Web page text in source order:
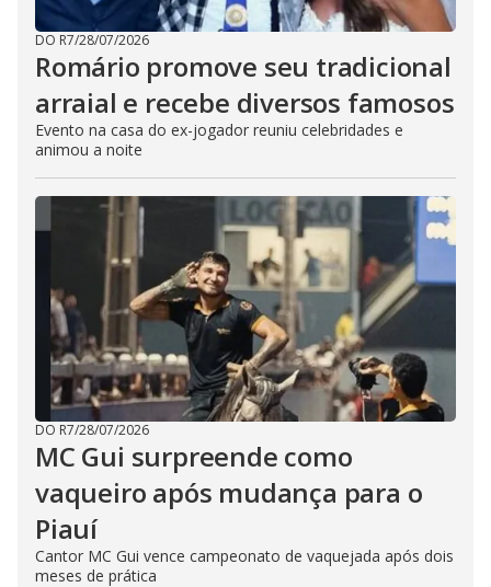
DO R7/28/07/2026
Romário promove seu tradicional
arraial e recebe diversos famosos
Evento na casa do ex-jogador reuniu celebridades e
animou a noite
DO R7/28/07/2026
MC Gui surpreende como
vaqueiro após mudança para o
Piauí
Cantor MC Gui vence campeonato de vaquejada após dois
meses de prática